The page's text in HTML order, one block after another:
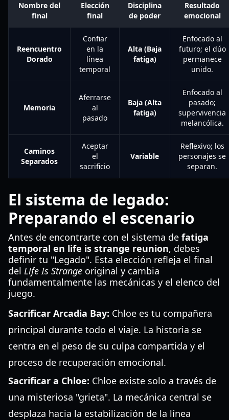
Nombre del
final
Elección
final
Disciplina
de poder
Resultado
emocional
Reencuentro
Dorado
Confiar
en la
línea
temporal
Alta (Baja
fatiga)
Enfocado al
futuro; el dúo
permanece
unido.
Memoria
Aferrarse
al
pasado
Baja (Alta
fatiga)
Enfocado al
pasado;
supervivencia
melancólica.
Caminos
Separados
Aceptar
el
sacrificio
Variable
Reflexivo; los
personajes se
separan.
El sistema de legado:
Preparando el escenario
Antes de encontrarte con el sistema de fatiga
temporal en life is strange reunion, debes
definir tu "Legado". Esta elección refleja el final
del Life Is Strange original y cambia
fundamentalmente las mecánicas y el elenco del
juego.
Sacrificar Arcadia Bay: Chloe es tu compañera
principal durante todo el viaje. La historia se
centra en el peso de su culpa compartida y el
proceso de recuperación emocional.
Sacrificar a Chloe: Chloe existe solo a través de
una misteriosa "grieta". La mecánica central se
desplaza hacia la estabilización de la línea